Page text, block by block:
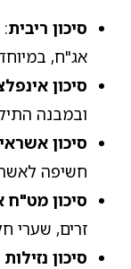
סיכון ריבית
אג"ח,
סיכון
ובמבנה
סיכון אשראי
חשיפה
סיכון מט"ח
זרים, שערי
סיכון